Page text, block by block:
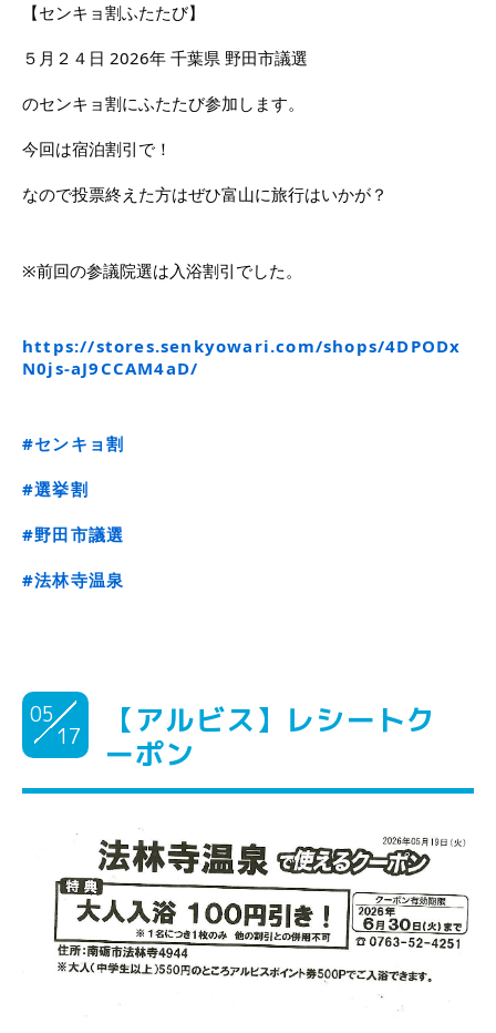
【センキョ割ふたたび】
５月２４日 2026年 千葉県 野田市議選
のセンキョ割にふたたび参加します。
今回は宿泊割引で！
なので投票終えた方はぜひ富山に旅行はいかが？
※前回の参議院選は入浴割引でした。
https://stores.senkyowari.com/shops/4DPODx
N0js-aJ9CCAM4aD/
#センキョ割
#選挙割
#野田市議選
#法林寺温泉
05
17
【アルビス】レシートク
ーポン